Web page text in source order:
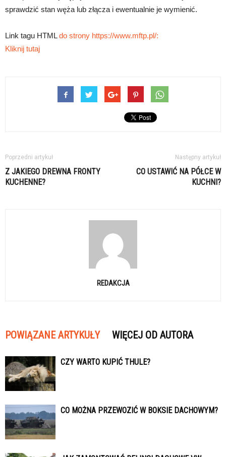
sprawdzić stan węża lub złącza i ewentualnie je wymienić.
Link tagu HTMLdo strony https://www.mftp.pl/:
Kliknij tutaj
Poprzedni artykuł
Z JAKIEGO DREWNA FRONTY
KUCHENNE?
Następny artykuł
CO USTAWIĆ NA PÓŁCE W
KUCHNI?
REDAKCJA
POWIĄZANE ARTYKUŁY WIĘCEJ OD AUTORA
CZY WARTO KUPIĆ THULE?
CO MOŻNA PRZEWOZIĆ W BOKSIE DACHOWYM?